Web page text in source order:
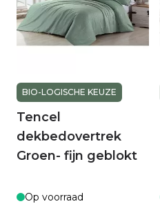
BIO-LOGISCHE KEUZE
Tencel
dekbedovertrek
Groen- fijn geblokt
Op voorraad